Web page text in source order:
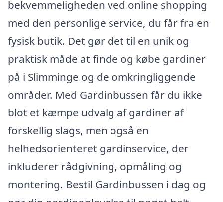
bekvemmeligheden ved online shopping
med den personlige service, du får fra en
fysisk butik. Det gør det til en unik og
praktisk måde at finde og købe gardiner
på i Slimminge og de omkringliggende
områder. Med Gardinbussen får du ikke
blot et kæmpe udvalg af gardiner af
forskellig slags, men også en
helhedsorienteret gardinservice, der
inkluderer rådgivning, opmåling og
montering. Bestil Gardinbussen i dag og